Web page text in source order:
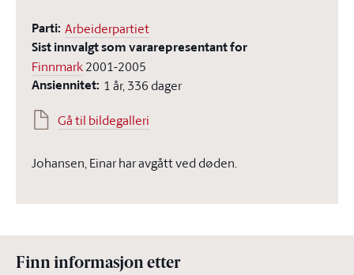
Parti: Arbeiderpartiet
Sist innvalgt som vararepresentant for
Finnmark2001-2005
Ansiennitet: 1 år, 336 dager
Gå til bildegalleri
Johansen, Einar har avgått ved døden.
Finn informasjon etter